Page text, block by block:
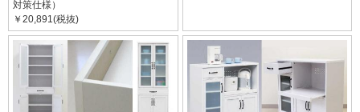
対策仕様）
￥20,891(税抜)